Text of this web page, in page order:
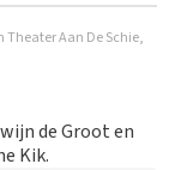
Theater Aan De Schie,
de Groot en
Kik.